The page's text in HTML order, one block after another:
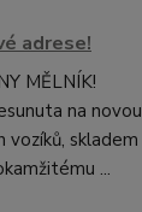
adrese!
MĚLNÍK!
na novou
vozíků, skladem
...